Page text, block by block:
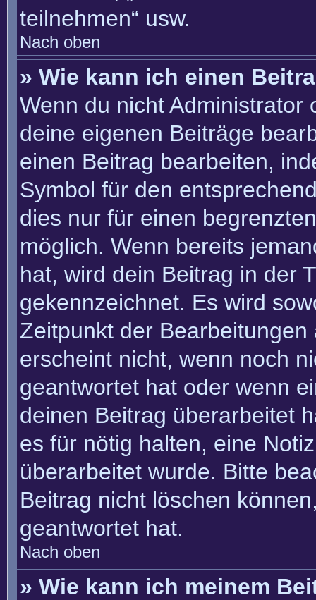
teilnehmen“ usw.
Nach oben
» Wie kann ich einen
Wenn du nicht
deine eigenen Beiträge
einen Beitrag bearbeiten,
Symbol für den
dies nur für einen
möglich. Wenn bereits
hat, wird dein Beitrag in der
gekennzeichnet. Es wird
Zeitpunkt der
erscheint nicht, wenn noch
geantwortet hat oder wenn
deinen Beitrag überarbeitet
es für nötig halten, eine
überarbeitet wurde. Bitte
Beitrag nicht löschen
geantwortet hat.
Nach oben
» Wie kann ich meinem